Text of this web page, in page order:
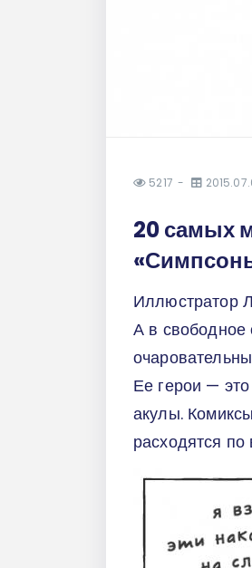
5217
20 самых
Иллюстратор
А в свободное
Ее герои —
акулы.
расходятся по